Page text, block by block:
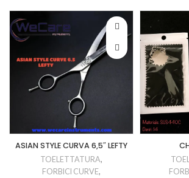
ASIAN STYLE CURVA 6,5″ LEFTY
TOELETTATURA,
FORBICI CURVE,